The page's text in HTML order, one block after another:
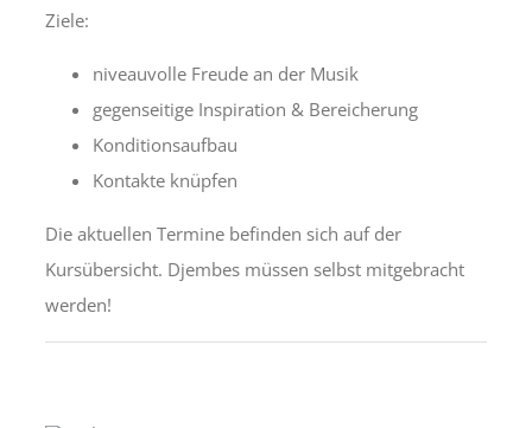
Ziele:
niveauvolle Freude an der Musik
gegenseitige Inspiration & Bereicherung
Konditionsaufbau
Kontakte knüpfen
Die aktuellen Termine befinden sich auf der
Kursübersicht. Djembes müssen selbst mitgebracht
werden!